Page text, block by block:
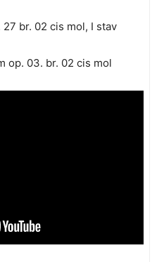
br. 02 cis mol, I stav
op. 03. br. 02 cis mol